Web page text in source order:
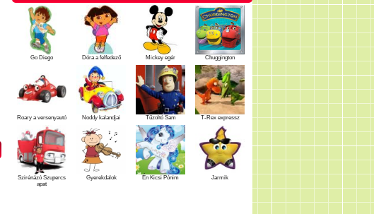
Go Diego Dóra a felfedező Mickey egér Chuggington
Roary a versenyautó Noddy kalandjai Tűzoltó Sam T-Rex expressz
Szirénázó Szupercs
apat
Gyerekdalok Én Kicsi Pónim Jarmik